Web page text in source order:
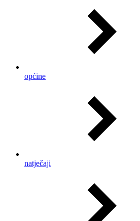
općine
natječaji